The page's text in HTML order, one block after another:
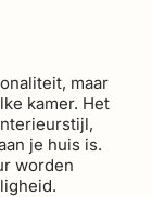
maar
kamer. Het
je huis is.
worden